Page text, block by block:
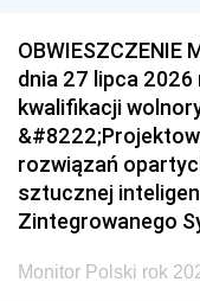
OBWIESZCZENIE
dnia 27 lipca 2026
kwalifikacji
rozwiązań
sztucznej
Zintegrowanego
Monitor Polski rok